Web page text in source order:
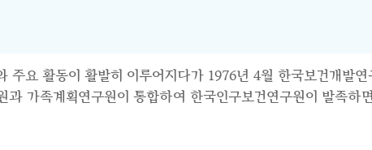
주요 활동이 활발히 이루어지다가 1976년 4월 한국보건개발
가족계획연구원이 통합하여 한국인구보건연구원이 발족하